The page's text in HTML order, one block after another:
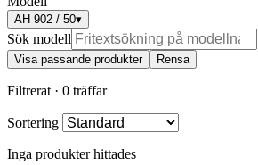
AH 902 / 50▾
Sök modell
Visa passande produkter Rensa
Filtrerat · 0 träffar
Sortering
Inga produkter hittades